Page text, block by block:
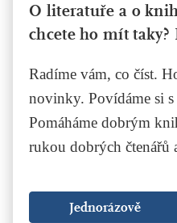
O literatuře a o
chcete ho mít taky?
Radíme vám, co číst.
novinky. Povídáme si
Pomáháme dobrým
rukou dobrých čtenářů
Jednorázově